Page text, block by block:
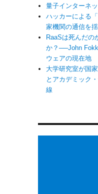
量子インターネ
ハッカーによる
家機関の通信を
RaaSは死んだの
か？──John
ウェアの現在地
大学研究室が国
とアカデミック
線